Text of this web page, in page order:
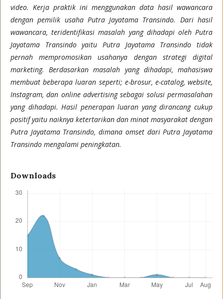
video. Kerja praktik ini menggunakan data hasil wawancara
dengan pemilik usaha Putra Jayatama Transindo. Dari hasil
wawancara, teridentifikasi masalah yang dihadapi oleh Putra
Jayatama Transindo yaitu Putra Jayatama Transindo tidak
pernah mempromosikan usahanya dengan strategi digital
marketing. Berdasarkan masalah yang dihadapi, mahasiswa
membuat beberapa luaran seperti; e-brosur, e-catalog, website,
Instagram, dan online advertising sebagai solusi permasalahan
yang dihadapi. Hasil penerapan luaran yang dirancang cukup
positif yaitu naiknya ketertarikan dan minat masyarakat dengan
Putra Jayatama Transindo, dimana omset dari Putra Jayatama
Transindo mengalami peningkatan.
Downloads